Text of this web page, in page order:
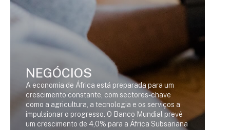
NEGÓCIOS
A economia de África está preparada para um
crescimento constante, com sectores-chave
como a agricultura, a tecnologia e os serviços a
impulsionar o progresso. O Banco Mundial prevê
um crescimento de 4,0% para a África Subsariana